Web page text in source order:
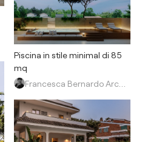
Piscina in stile minimal di 85
mq